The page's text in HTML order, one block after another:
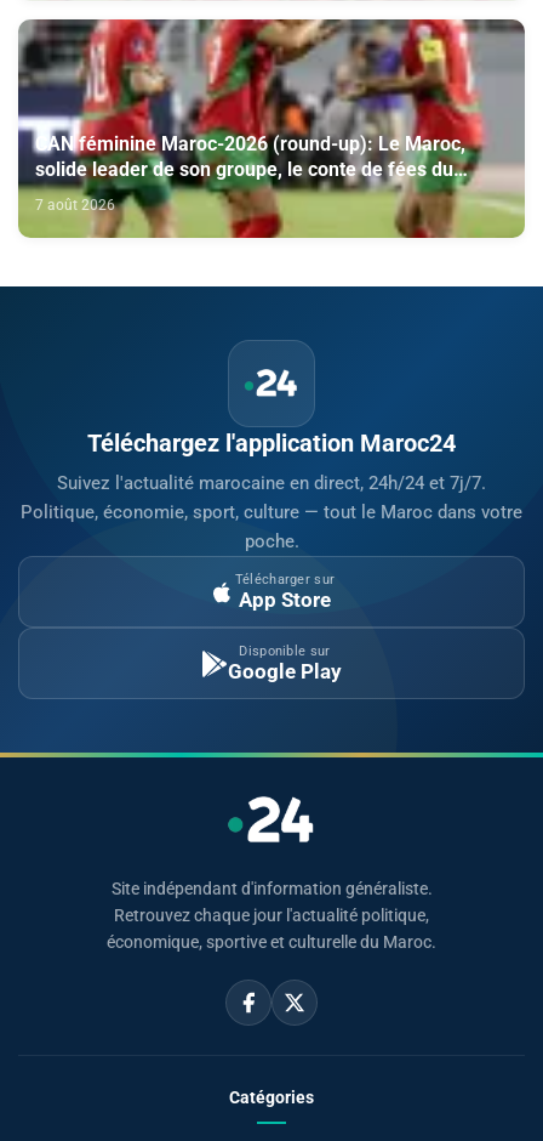
CAN féminine Maroc-2026 (round-up): Le Maroc,
solide leader de son groupe, le conte de fées du
Malawi se poursuit
7 août 2026
Téléchargez l'application Maroc24
Suivez l'actualité marocaine en direct, 24h/24 et 7j/7.
Politique, économie, sport, culture — tout le Maroc dans votre
poche.
Télécharger sur
App Store
Disponible sur
Google Play
Site indépendant d'information généraliste.
Retrouvez chaque jour l'actualité politique,
économique, sportive et culturelle du Maroc.
Catégories